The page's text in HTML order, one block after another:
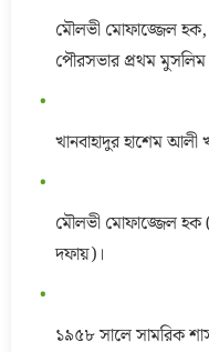
মৌলভী মোফাজ্জেল
পৌরসভার প্রথম মুসলিম
খানবাহাদুর হাশেম
মৌলভী মোফাজ্জেল হক
দফায়)।
১৯৫৮ সালে সামরিক